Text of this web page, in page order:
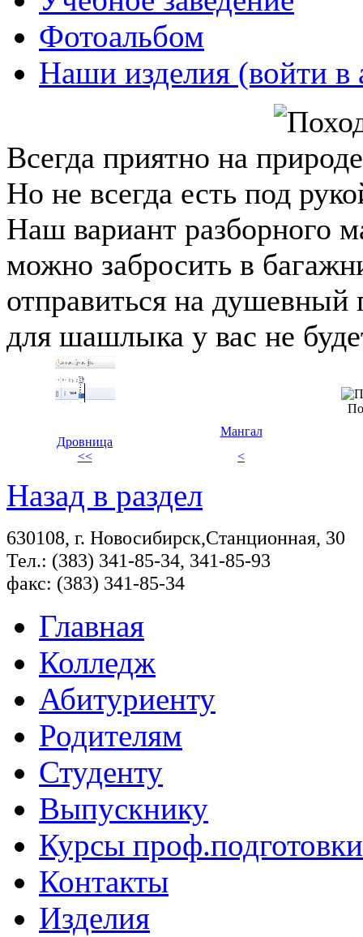
Фотоальбом
Наши изделия (войти в
Всегда приятно на
Но не всегда есть под
Наш вариант разборного
можно забросить в
отправиться на душевный
для шашлыка у вас не
Дровница
Мангал
<< <
Назад в раздел
630108, г. Новосибирск,Станционная, 30
Тел.: (383) 341-85-34, 341-85-93
факс: (383) 341-85-34
Главная
Колледж
Абитуриенту
Родителям
Студенту
Выпускнику
Курсы проф.подготовки
Контакты
Изделия